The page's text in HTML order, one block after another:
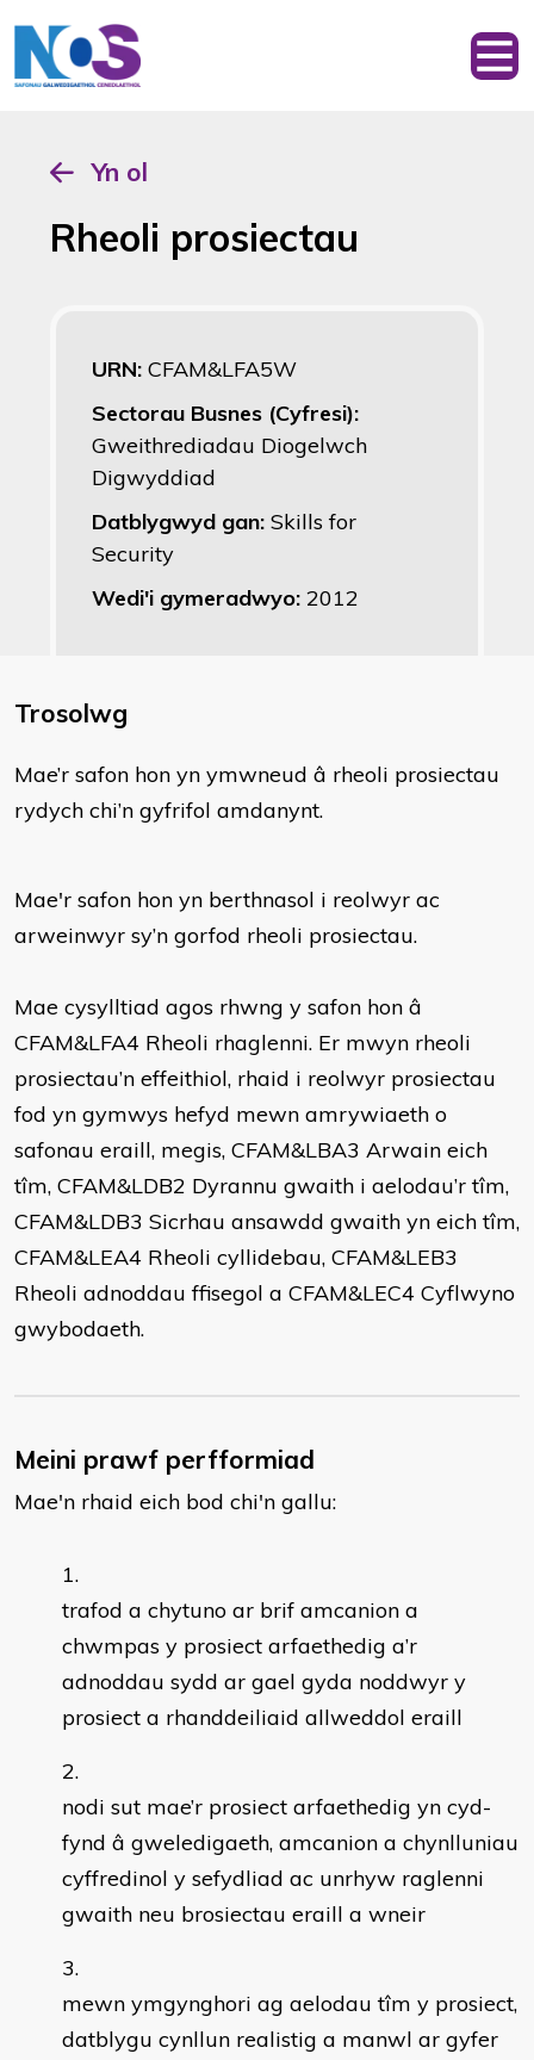
Yn ol
Rheoli prosiectau
URN: CFAM&LFA5W
Sectorau Busnes (Cyfresi):
Gweithrediadau Diogelwch
Digwyddiad
Datblygwyd gan: Skills for
Security
Wedi'i gymeradwyo: 2012
Trosolwg
​Mae’r safon hon yn ymwneud â rheoli prosiectau
rydych chi’n gyfrifol amdanynt.
Mae'r safon hon yn berthnasol i reolwyr ac
arweinwyr sy’n gorfod rheoli prosiectau.
Mae cysylltiad agos rhwng y safon hon â
CFAM&LFA4 Rheoli rhaglenni. Er mwyn rheoli
prosiectau’n effeithiol, rhaid i reolwyr prosiectau
fod yn gymwys hefyd mewn amrywiaeth o
safonau eraill, megis, CFAM&LBA3 Arwain eich
tîm, CFAM&LDB2 Dyrannu gwaith i aelodau’r tîm,
CFAM&LDB3 Sicrhau ansawdd gwaith yn eich tîm,
CFAM&LEA4 Rheoli cyllidebau, CFAM&LEB3
Rheoli adnoddau ffisegol a CFAM&LEC4 Cyflwyno
gwybodaeth.
Meini prawf perfformiad
Mae'n rhaid eich bod chi'n gallu:
trafod a chytuno ar brif amcanion a
chwmpas y prosiect arfaethedig a’r
adnoddau sydd ar gael gyda noddwyr y
prosiect a rhanddeiliaid allweddol eraill
nodi sut mae’r prosiect arfaethedig yn cyd-
fynd â gweledigaeth, amcanion a chynlluniau
cyffredinol y sefydliad ac unrhyw raglenni
gwaith neu brosiectau eraill a wneir
mewn ymgynghori ag aelodau tîm y prosiect,
datblygu cynllun realistig a manwl ar gyfer